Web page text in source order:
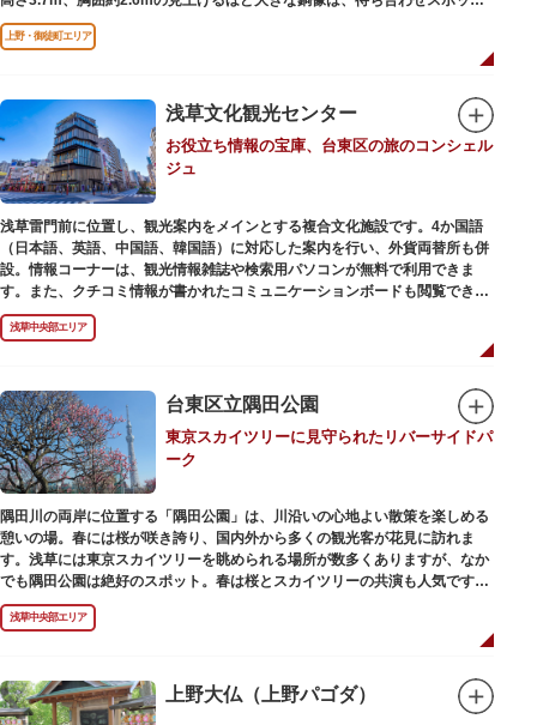
やフォトスポットとして親しまれています。彫刻家、高村光雲によって作ら
れた像は、愛犬のツンと一緒にうさぎ狩りに出かけているところだそう。
上野公園にお立ち寄りの際は、ぜひ「上野の西郷さん」と写真撮影を楽しん
上野・御徒町エリア
浅草文化観光センター
お役立ち情報の宝庫、台東区の旅のコンシェル
ジュ
浅草雷門前に位置し、観光案内をメインとする複合文化施設です。4か国語
（日本語、英語、中国語、韓国語）に対応した案内を行い、外貨両替所も併
設。情報コーナーは、観光情報雑誌や検索用パソコンが無料で利用できま
す。また、クチコミ情報が書かれたコミュニケーションボードも閲覧できる
ので、とっておきの旅のヒントを得られるかも。多目的スペースでは、映像
を活用し台東区のみどころやイベント、歴史、文化を紹介。通常、イスが配
仲見世や、隅田川や東京スカイツリーも一望できるビュースポットとなって
います。
浅草の街並みに溶け込む平屋を重ねたようなおしゃれな外観は、日本を代表
する建築家・隈研吾氏によるデザイン。木の温もりあふれる空間は、初めて
日本を訪れる海外ツーリストにも優しい印象を与えています。
浅草中央部エリア
台東区立隅田公園
東京スカイツリーに見守られたリバーサイドパ
ーク
隅田川の両岸に位置する「隅田公園」は、川沿いの心地よい散策を楽しめる
憩いの場。春には桜が咲き誇り、国内外から多くの観光客が花見に訪れま
す。浅草には東京スカイツリーを眺められる場所が数多くありますが、なか
でも隅田公園は絶好のスポット。春は桜とスカイツリーの共演も人気です。
川沿いにある「隅田公園オープンカフェ」は、店舗の一部を屋外にした開放
的なカフェ・レストラン。綺麗な景色を眺めながら、コーヒー片手にのんび
りと過ごしても良いですね。また、クジラの滑り台が目印の「遊具広場」は
身体を動かせます。
浅草中央部エリア
上野大仏（上野パゴダ）